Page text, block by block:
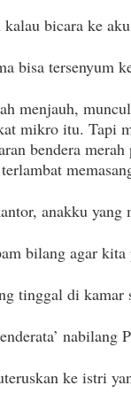
bicara ke
bisa tersenyum
menjauh,
mikro itu. Tapi
bendera
anakku
bilang agar kita
tinggal di kamar
nabilang
ke istri